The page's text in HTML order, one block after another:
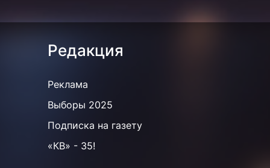
Редакция
Реклама
Выборы 2025
Подписка на газету
«КВ» - 35!